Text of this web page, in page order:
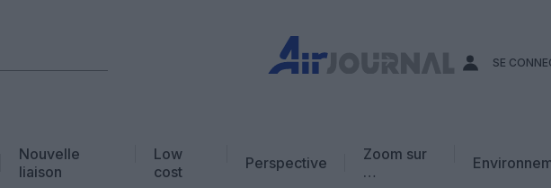
SE
Nouvelle
liaison
Low
cost
Perspective
Zoom sur
…